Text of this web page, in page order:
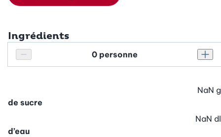
Ingrédients
Réduire le nombre de personnes
Personnes
de sucre
NaN g
d’eau
NaN dl